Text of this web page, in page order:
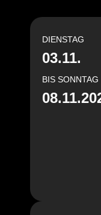
DIENSTAG
03.11.
BIS SONNTAG